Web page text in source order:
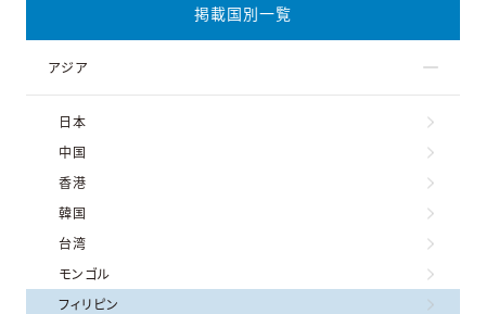
掲載国別一覧
アジア
日本
中国
香港
韓国
台湾
モンゴル
フィリピン